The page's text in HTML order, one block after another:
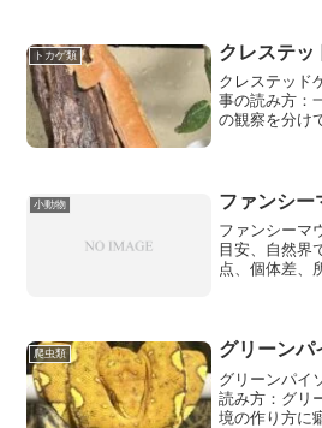
トカゲ類 クレステッ
クレステッド
事の読み方：
の観察を分け
小動物 ファンシー
ファンシーマ
目安、自然界
点、個体差、
爬虫類 グリーンパ
グリーンパイ
読み方：グリ
境の作り方に